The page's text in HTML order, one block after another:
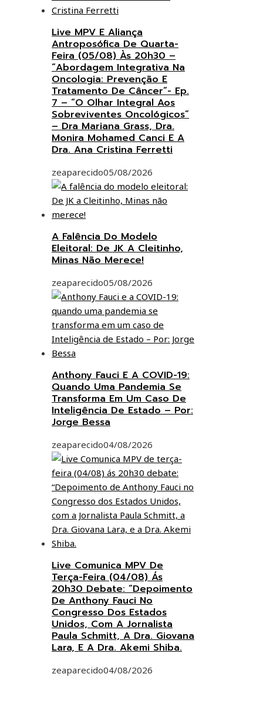
Live MPV E Aliança
Antroposófica De Quarta-
Feira (05/08) Às 20h30 –
“Abordagem Integrativa Na
Oncologia: Prevenção E
Tratamento De Câncer”- Ep.
7 – “O Olhar Integral Aos
Sobreviventes Oncológicos”
– Dra Mariana Grass, Dra.
Monira Mohamed Canci E A
Dra. Ana Cristina Ferretti
zeaparecido05/08/2026
A Falência Do Modelo
Eleitoral: De JK A Cleitinho,
Minas Não Merece!
zeaparecido05/08/2026
Anthony Fauci E A COVID-19:
Quando Uma Pandemia Se
Transforma Em Um Caso De
Inteligência De Estado – Por:
Jorge Bessa
zeaparecido04/08/2026
Live Comunica MPV De
Terça-Feira (04/08) Ás
20h30 Debate: “Depoimento
De Anthony Fauci No
Congresso Dos Estados
Unidos, Com A Jornalista
Paula Schmitt, A Dra. Giovana
Lara, E A Dra. Akemi Shiba.
zeaparecido04/08/2026